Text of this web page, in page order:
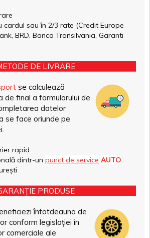
cardul sau în 2/3 rate (Credit Europe
BRD, Banca Transilvania, Garanti
DE LIVRARE
se calculează
de final a formularului de
datelor
se face oriunde pe
rapid
dintr-un punct de service AUTO
PRODUSE
întotdeauna de
conform legislației în
comerciale ale